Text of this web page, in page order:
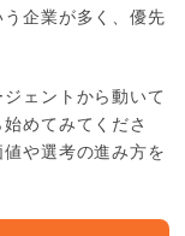
企業が多く、優先
ェントから動いて
めてみてくださ
や選考の進み方を